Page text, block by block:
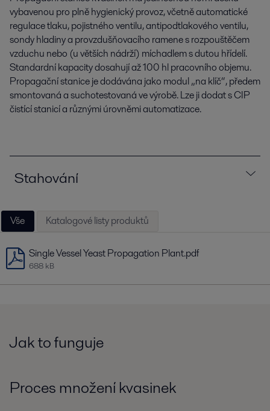
vybavenou pro plně hygienický provoz, včetně automatické
regulace tlaku, pojistného ventilu, antipodtlakového ventilu,
sondy hladiny a provzdušňovacího ramene s rozpouštěčem
vzduchu nebo (u větších nádrží) míchadlem s dutou hřídelí.
Standardní kapacity dosahují až 100 hl pracovního objemu.
Propagační stanice je dodávána jako modul „na klíč“, předem
smontovaná a suchotestovaná ve výrobě. Lze ji dodat s CIP
čistící stanicí a různými úrovněmi automatizace.
Stahování
Vše Katalogové listy produktů
Single Vessel Yeast Propagation Plant.pdf
688 kB
Jak to funguje
Proces množení kvasinek